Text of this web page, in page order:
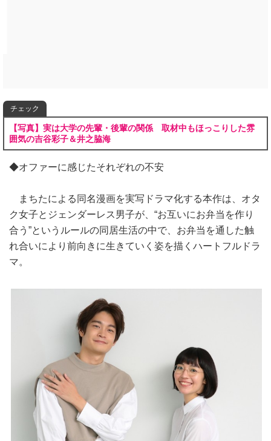
チェック
【写真】実は大学の先輩・後輩の関係 取材中もほっこりした雰
囲気の吉谷彩子＆井之脇海
◆オファーに感じたそれぞれの不安
まちたによる同名漫画を実写ドラマ化する本作は、オタ
ク女子とジェンダーレス男子が、“お互いにお弁当を作り
合う”というルールの同居生活の中で、お弁当を通した触
れ合いにより前向きに生きていく姿を描くハートフルドラ
マ。